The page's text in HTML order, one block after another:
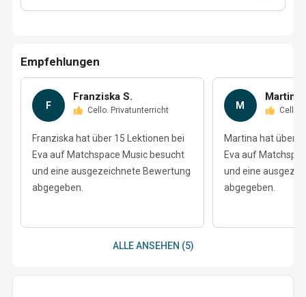
Empfehlungen
F
Franziska S.
Cello. Privatunterricht
Franziska hat über 15 Lektionen bei
Eva auf Matchspace Music besucht
und eine ausgezeichnete Bewertung
abgegeben.
M
Martina
Martina hat über
Eva auf
und eine
abgegeben.
ALLE ANSEHEN (5)